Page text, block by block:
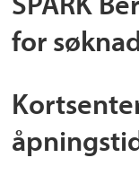
kortnytt
for